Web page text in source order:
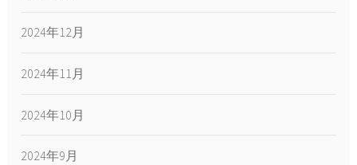
2024年12月
2024年11月
2024年10月
2024年9月